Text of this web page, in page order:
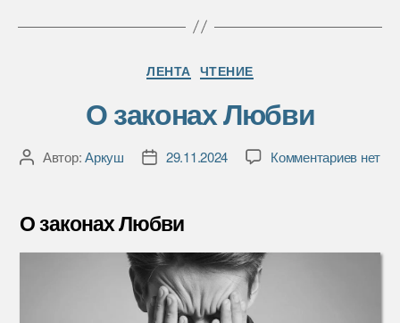
o
r
и
Рубрики
ЛЕНТА ЧТЕНИЕ
О законах Любви
АвторАвтор:Аркуш
Дата29.11.2024 Комментариевкнет
О законах Любви